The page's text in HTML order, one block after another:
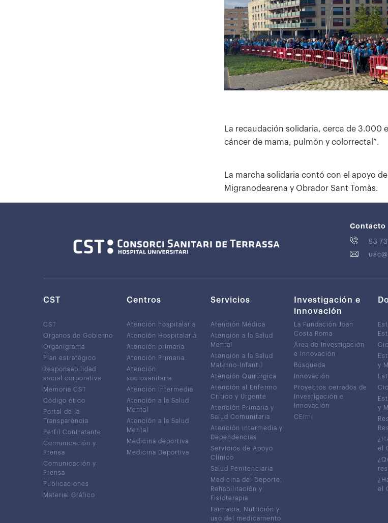
La recaudación solidaria, cerca de 3.000
cáncer de mama, pulmón y colorrectal”.
La marcha solidaria contó con el apoyo
Migranodearena y Obrador Sant Tomàs.
Contacto
93
CST
CST
Órganos de Gobierno
Organigrama
Plan estratégico
Responsabilidad
social corporativa
Memoria CST
Código ético
Portal de la
Transparència
Perfil Contratante
Comunicación y
Prensa
Comunicación y
Prensa
Publicaciones
Material Gráfico
Centros
Atención hospitalaria
Atención Hospitalaria
Atención primaria
Atención Primaria
Atención
sociosanitaria
Atención Intermedia
Atención a la Salud
Mental
Atención a la Salud
Mental
Medicina deportiva
Medicina Deportiva
Servicios
Atención Médica
Atención a la Salud
Mental
Atención a la Salud
Materno-Infantil
Atención Quirúrgica
Atención al Enfermo
Crítico y Urgente
Atención Primaria y
Salud Comunitaria
Atención intermedia y
Dependencias
Servicios de Apoyo
Clínico
Salud Penitenciaria
Medicina del Deporte,
Rehabilitación y
Fisioterapia
Farmacia, Nutrición y
uso del medicamento
Investigación e
innovación
La Fundación Joan
Costa Roma
Área de Investigación
e Innovación
Búsqueda
Innovación
Proyectos cerrados de
Investigación e
Innovación
CEIm
y
y
el
el